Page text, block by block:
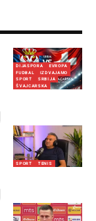
DIJASPORA
EVROPA
FUDBAL
IZDVAJAMO
SPORT
SRBIJA
ŠVAJCARSKA
SPORT TENIS